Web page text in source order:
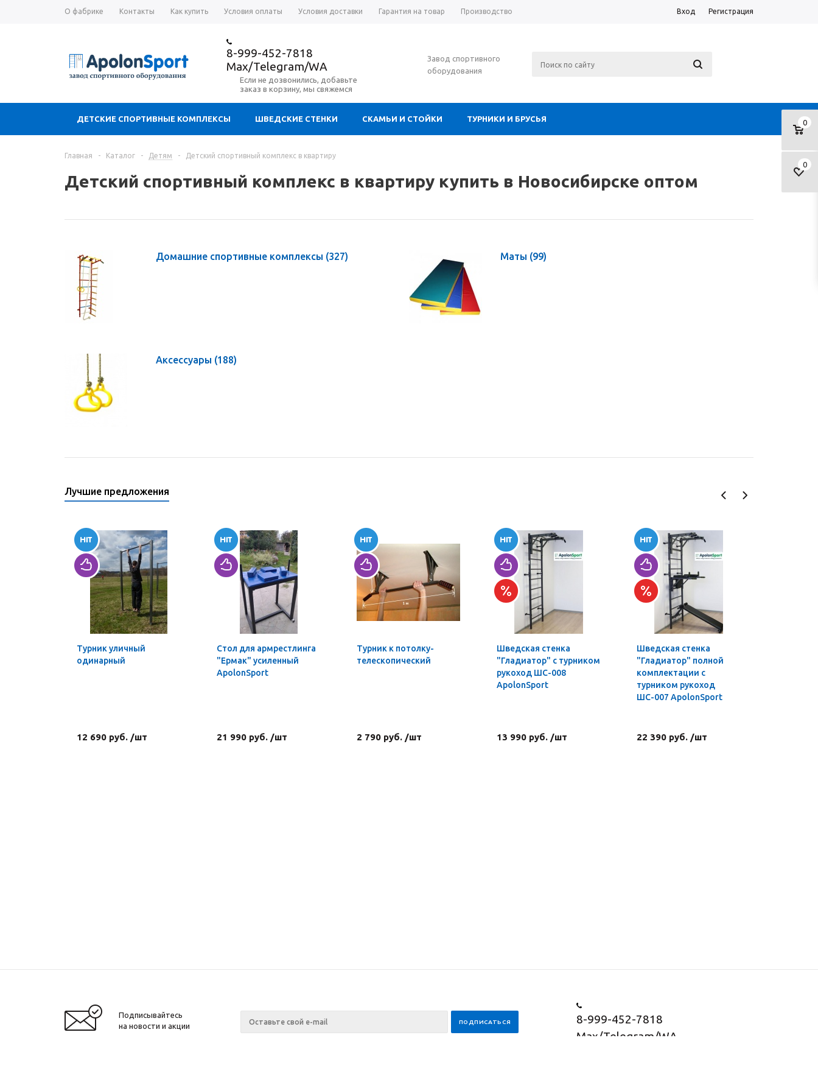
О фабрике Контакты Как купить Условия оплаты Условия доставки Гарантия на товар Производство Вход Регистрация
8-999-452-7818
Max/Telegram/WA
Если не дозвонились, добавьте
заказ в корзину, мы свяжемся
Завод спортивного
оборудования
0
0
ДЕТСКИЕ СПОРТИВНЫЕ КОМПЛЕКСЫ ШВЕДСКИЕ СТЕНКИ СКАМЬИ И СТОЙКИ ТУРНИКИ И БРУСЬЯ
Главная - Каталог - Детям - Детский спортивный комплекс в квартиру
Детский спортивный комплекс в квартиру купить в Новосибирске оптом
Домашние спортивные комплексы (327) Маты (99)
Аксессуары (188)
Лучшие предложения
Турник уличный
одинарный
12 690 руб. /шт
Стол для армрестлинга
"Ермак" усиленный
ApolonSport
21 990 руб. /шт
Турник к потолку-
телескопический
2 790 руб. /шт
Шведская стенка
"Гладиатор" с турником
рукоход ШС-008
ApolonSport
13 990 руб. /шт
Шведская стенка
"Гладиатор" полной
комплектации с
турником рукоход
ШС-007 ApolonSport
22 390 руб. /шт
Подписывайтесь
на новости и акции
8-999-452-7818
Max/Telegram/WA